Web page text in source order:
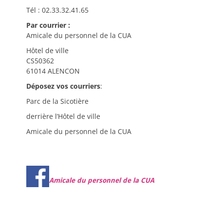
Tél : 02.33.32.41.65
Par courrier :
Amicale du personnel de la CUA
Hôtel de ville
CS50362
61014 ALENCON
Déposez vos courriers:
Parc de la Sicotière
derrière l’Hôtel de ville
Amicale du personnel de la CUA
Amicale du personnel de la CUA